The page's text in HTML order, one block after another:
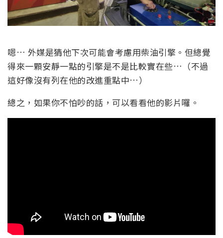
嗯… 外媒是猜他下次可能會考慮用柴油引擎。但總覺
得來一顆安靜一點的引擎是不是比較實在些…（不過
這好像沒有列在他的改進重點中…）
總之，如果你不怕吵的話，可以看看他的影片囉。